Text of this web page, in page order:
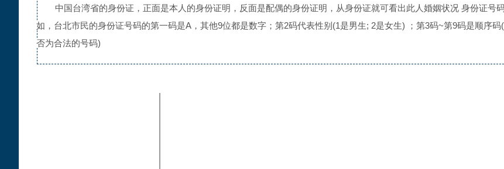
中国台湾省的身份证，正面是本人的身份证明，反面是配偶的身份证明，从身份证就可看出此人婚姻状况 身份证号
如，台北市民的身份证号码的第一码是A，其他9位都是数字；第2码代表性别(1是男生; 2是女生) ；第3码~第9码是顺序
否为合法的号码)